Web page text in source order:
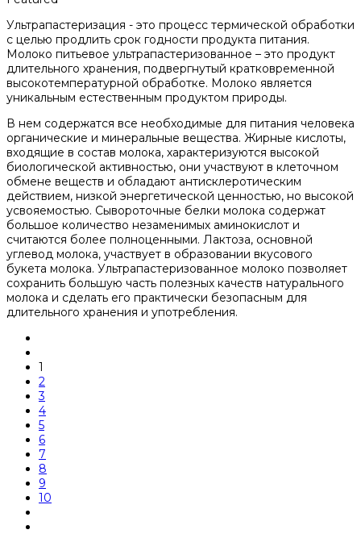
Ультрапастеризация - это процесс термической обработки
с целью продлить срок годности продукта питания.
Молоко питьевое ультрапастеризованное – это продукт
длительного хранения, подвергнутый кратковременной
высокотемпературной обработке. Молоко является
уникальным естественным продуктом природы.
В нем содержатся все необходимые для питания человека
органические и минеральные вещества. Жирные кислоты,
входящие в состав молока, характеризуются высокой
биологической активностью, они участвуют в клеточном
обмене веществ и обладают антисклеротическим
действием, низкой энергетической ценностью, но высокой
усвояемостью. Сывороточные белки молока содержат
большое количество незаменимых аминокислот и
считаются более полноценными. Лактоза, основной
углевод молока, участвует в образовании вкусового
букета молока. Ультрапастеризованное молоко позволяет
сохранить большую часть полезных качеств натурального
молока и сделать его практически безопасным для
длительного хранения и употребления.
1
2
3
4
5
6
7
8
9
10